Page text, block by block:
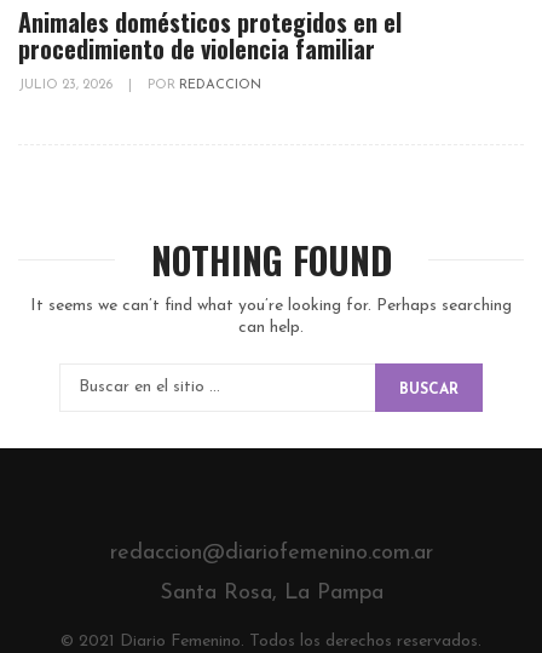
Animales domésticos protegidos en el
procedimiento de violencia familiar
JULIO 23, 2026 POR REDACCION
NOTHING FOUND
It seems we can’t find what you’re looking for. Perhaps searching
can help.
BUSCAR
redaccion@diariofemenino.com.ar
Santa Rosa, La Pampa
© 2021 Diario Femenino. Todos los derechos reservados.